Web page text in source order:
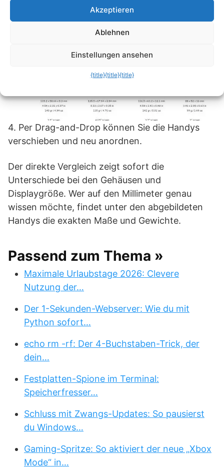
4. Per Drag-and-Drop können Sie die Handys
verschieben und neu anordnen.
Der direkte Vergleich zeigt sofort die
Unterschiede bei den Gehäusen und
Displaygröße. Wer auf den Millimeter genau
wissen möchte, findet unter den abgebildeten
Handys die exakten Maße und Gewichte.
Passend zum Thema »
Maximale Urlaubstage 2026: Clevere
Nutzung der…
Der 1-Sekunden-Webserver: Wie du mit
Python sofort…
echo rm -rf: Der 4-Buchstaben-Trick, der
dein…
Festplatten-Spione im Terminal:
Speicherfresser…
Schluss mit Zwangs-Updates: So pausierst
du Windows…
Gaming-Spritze: So aktiviert der neue „Xbox
Mode“ in…
Akzeptieren
Ablehnen
Einstellungen ansehen
{title}{title}{title}